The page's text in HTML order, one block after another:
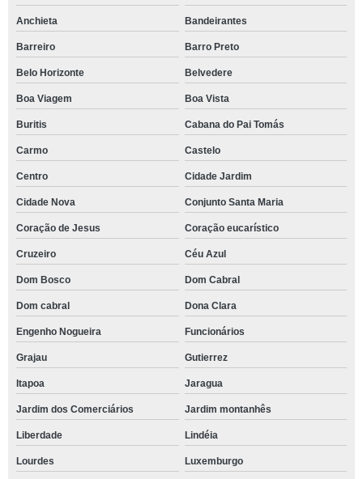
Anchieta Bandeirantes
Barreiro Barro Preto
Belo Horizonte Belvedere
Boa Viagem Boa Vista
Buritis Cabana do Pai Tomás
Carmo Castelo
Centro Cidade Jardim
Cidade Nova Conjunto Santa Maria
Coração de Jesus Coração eucarístico
Cruzeiro Céu Azul
Dom Bosco Dom Cabral
Dom cabral Dona Clara
Engenho Nogueira Funcionários
Grajau Gutierrez
Itapoa Jaragua
Jardim dos Comerciários Jardim montanhês
Liberdade Lindéia
Lourdes Luxemburgo